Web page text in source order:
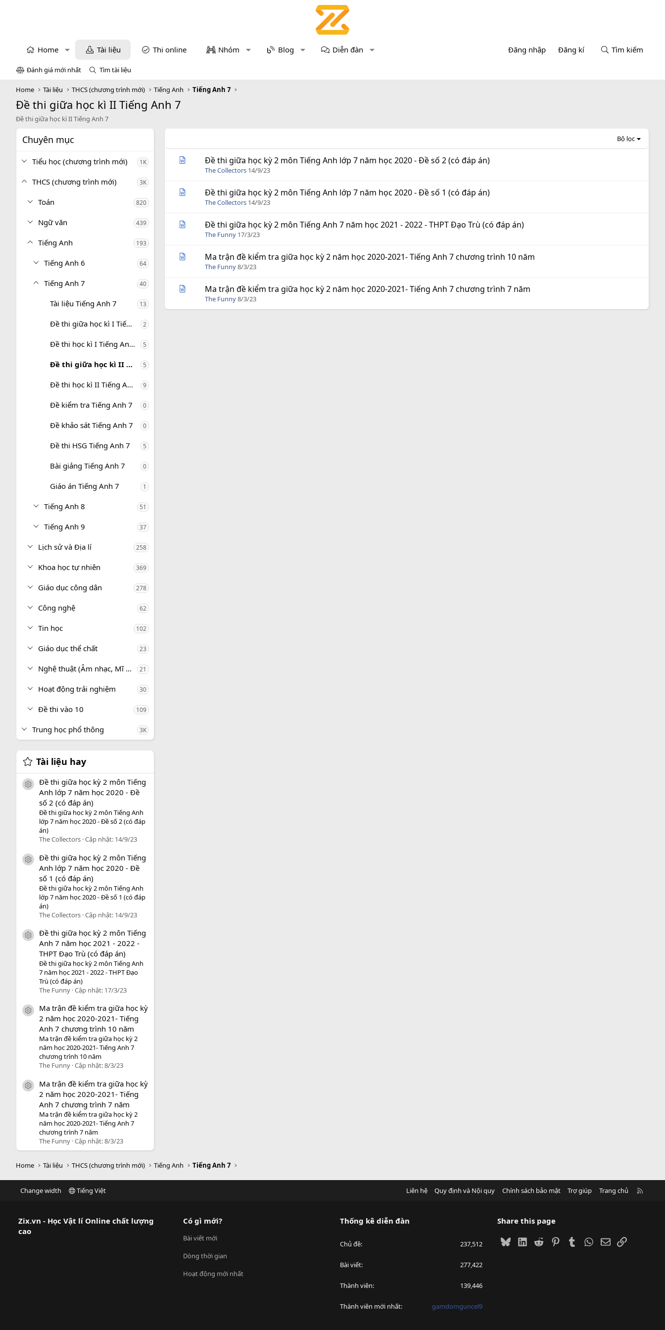
Home Tài liệu Thi online Nhóm Blog Diễn đàn Đăng nhập Đăng kí Tìm kiếm
Đánh giá mới nhất Tìm tài liệu
Home Tài liệu THCS (chương trình mới) Tiếng Anh Tiếng Anh 7
Đề thi giữa học kì II Tiếng Anh 7
Đề thi giữa học kì II Tiếng Anh 7
Chuyên mục
Tiểu học (chương trình mới) 1K
THCS (chương trình mới) 3K
Toán 820
Ngữ văn 439
Tiếng Anh 193
Tiếng Anh 6 64
Tiếng Anh 7 40
Tài liệu Tiếng Anh 7 13
Đề thi giữa học kì I Tiếng Anh 7 2
Đề thi học kì I Tiếng Anh 7 5
Đề thi giữa học kì II Tiếng Anh 7 5
Đề thi học kì II Tiếng Anh 7 9
Đề kiểm tra Tiếng Anh 7 0
Đề khảo sát Tiếng Anh 7 0
Đề thi HSG Tiếng Anh 7 5
Bài giảng Tiếng Anh 7 0
Giáo án Tiếng Anh 7 1
Tiếng Anh 8 51
Tiếng Anh 9 37
Lịch sử và Địa lí 258
Khoa học tự nhiên 369
Giáo dục công dân 278
Công nghệ 62
Tin học 102
Giáo dục thể chất 23
Nghệ thuật (Âm nhạc, Mĩ thuật) 21
Hoạt động trải nghiệm 30
Đề thi vào 10 109
Trung học phổ thông 3K
Tài liệu hay
icon tài liệu
Đề thi giữa học kỳ 2 môn Tiếng
Anh lớp 7 năm học 2020 - Đề
số 2 (có đáp án)
Đề thi giữa học kỳ 2 môn Tiếng Anh
lớp 7 năm học 2020 - Đề số 2 (có đáp
án)
The Collectors Cập nhật: 14/9/23
icon tài liệu
Đề thi giữa học kỳ 2 môn Tiếng
Anh lớp 7 năm học 2020 - Đề
số 1 (có đáp án)
Đề thi giữa học kỳ 2 môn Tiếng Anh
lớp 7 năm học 2020 - Đề số 1 (có đáp
án)
The Collectors Cập nhật: 14/9/23
icon tài liệu
Đề thi giữa học kỳ 2 môn Tiếng
Anh 7 năm học 2021 - 2022 -
THPT Đạo Trù (có đáp án)
Đề thi giữa học kỳ 2 môn Tiếng Anh
7 năm học 2021 - 2022 - THPT Đạo
Trù (có đáp án)
The Funny Cập nhật: 17/3/23
icon tài liệu
Ma trận đề kiểm tra giữa học kỳ
2 năm học 2020-2021- Tiếng
Anh 7 chương trình 10 năm
Ma trận đề kiểm tra giữa học kỳ 2
năm học 2020-2021- Tiếng Anh 7
chương trình 10 năm
The Funny Cập nhật:8/3/23
icon tài liệu
Ma trận đề kiểm tra giữa học kỳ
2 năm học 2020-2021- Tiếng
Anh 7 chương trình 7 năm
Ma trận đề kiểm tra giữa học kỳ 2
năm học 2020-2021- Tiếng Anh 7
chương trình 7 năm
The Funny Cập nhật:8/3/23
Bộ lọc
Đề thi giữa học kỳ 2 môn Tiếng Anh lớp 7 năm học 2020 - Đề số 2 (có đáp án)
The Collectors 14/9/23
Đề thi giữa học kỳ 2 môn Tiếng Anh lớp 7 năm học 2020 - Đề số 1 (có đáp án)
The Collectors 14/9/23
Đề thi giữa học kỳ 2 môn Tiếng Anh 7 năm học 2021 - 2022 - THPT Đạo Trù (có đáp án)
The Funny 17/3/23
Ma trận đề kiểm tra giữa học kỳ 2 năm học 2020-2021- Tiếng Anh 7 chương trình 10 năm
The Funny8/3/23
Ma trận đề kiểm tra giữa học kỳ 2 năm học 2020-2021- Tiếng Anh 7 chương trình 7 năm
The Funny8/3/23
Home Tài liệu THCS (chương trình mới) Tiếng Anh Tiếng Anh 7
Change width Tiếng Việt Liên hệ Quy định và Nội quy Chính sách bảo mật Trợ giúp Trang chủ
Zix.vn - Học Vật lí Online chất lượng
cao
Có gì mới?
Bài viết mới
Dòng thời gian
Hoạt động mới nhất
Thống kê diễn đàn
Chủ đề 237,512
Bài viết 277,422
Thành viên 139,446
Thành viên mới nhất gamdomguncel9
Share this page
BlueskyLinkedIn
Reddit PinterestTumblrWhatsApp
EmailLink